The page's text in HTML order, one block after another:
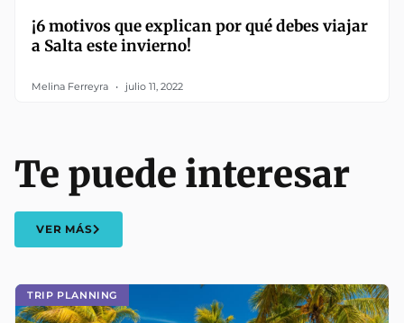
¡6 motivos que explican por qué debes viajar
a Salta este invierno!
Melina Ferreyra julio 11, 2022
TRIP PLANNING
Te puede interesar
VER MÁS